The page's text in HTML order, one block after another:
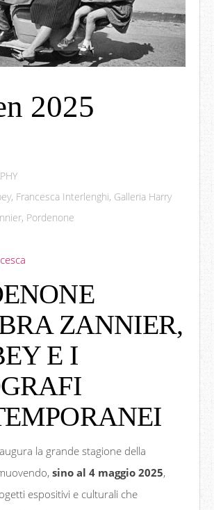
2025
, Francesca Interlenghi, Galleria Harry
, Pordenone
ZANNIER,
E I
la grande stagione della
sino al 4 maggio 2025,
espositivi e culturali che